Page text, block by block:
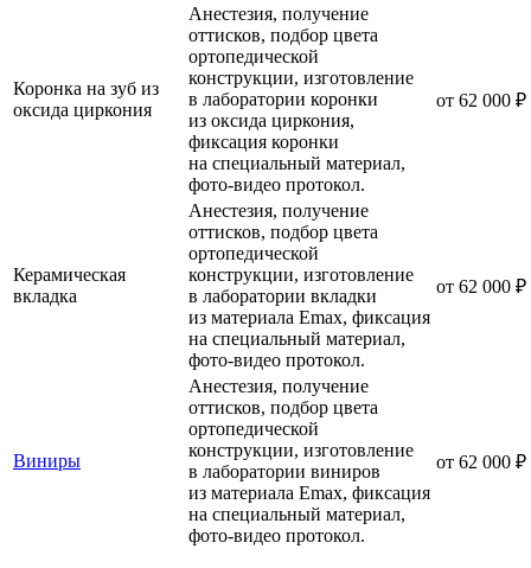
Коронка на зуб из
оксида циркония
Анестезия, получение
оттисков, подбор цвета
ортопедической
конструкции, изготовление
в лаборатории коронки
из оксида циркония,
фиксация коронки
на специальный материал,
фото-видео протокол.
от 62 000 ₽
Керамическая
вкладка
Анестезия, получение
оттисков, подбор цвета
ортопедической
конструкции, изготовление
в лаборатории вкладки
из материала Emax, фиксация
на cпециальный материал,
фото-видео протокол.
от 62 000 ₽
Виниры
Анестезия, получение
оттисков, подбор цвета
ортопедической
конструкции, изготовление
в лаборатории виниров
из материала Emax, фиксация
на cпециальный материал,
фото-видео протокол.
от 62 000 ₽